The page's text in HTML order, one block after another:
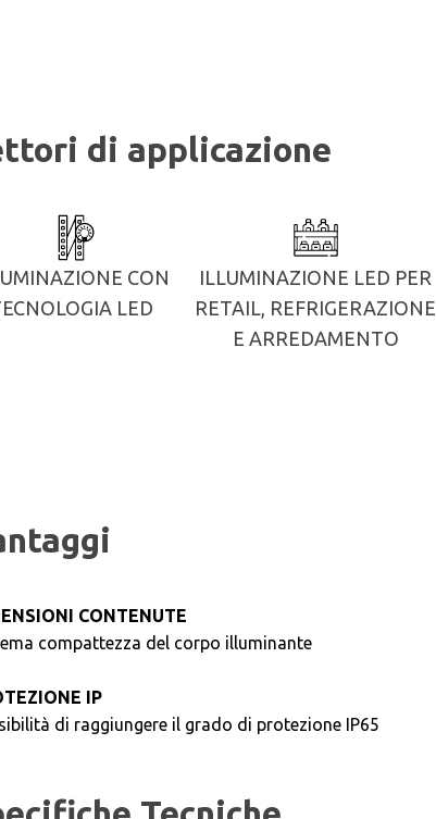
di applicazione
CON
LED
ILLUMINAZIONE LED PER
RETAIL, REFRIGERAZIONE
E ARREDAMENTO
CONTENUTE
compattezza del corpo illuminante
IP
di raggiungere il grado di protezione IP65